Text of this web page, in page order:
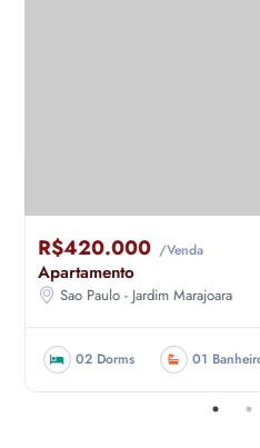
R$420.000 /Venda
Apartamento
Sao Paulo - Jardim Marajoara
02 Dorms 01 Banheiro